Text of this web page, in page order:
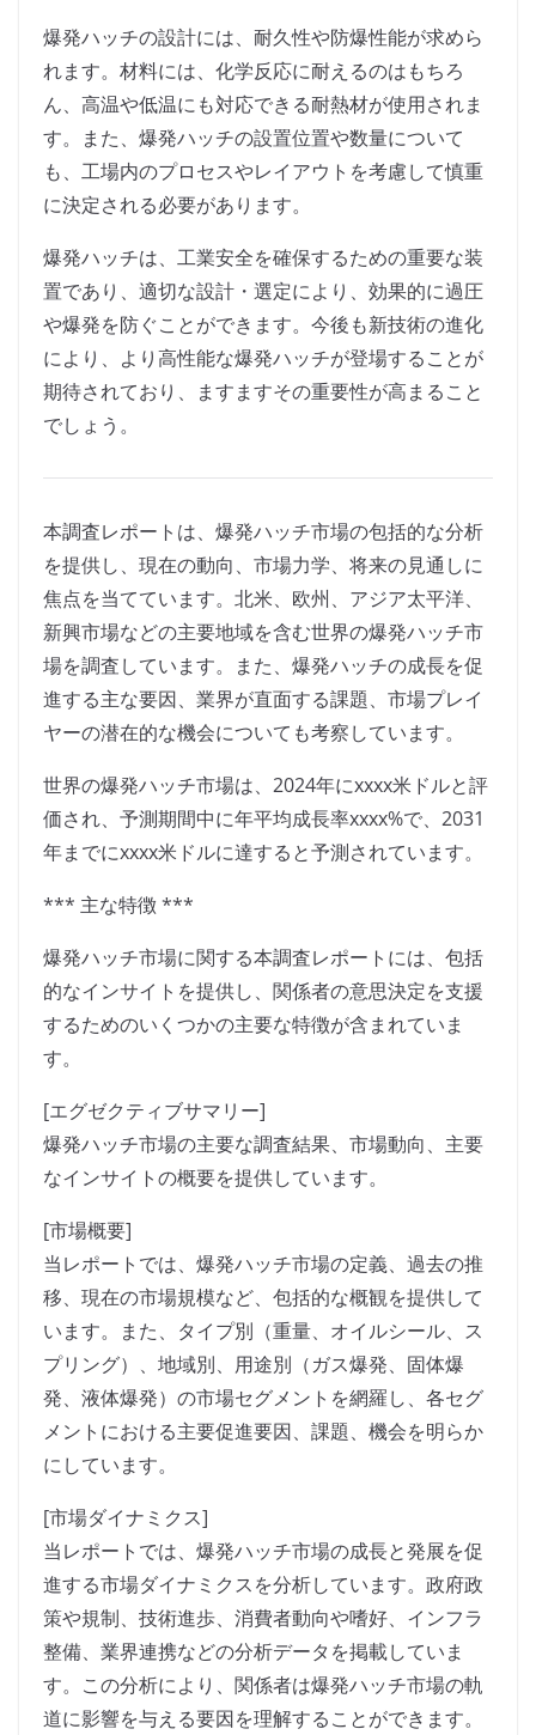
爆発ハッチの設計には、耐久性や防爆性能が求めら
れます。材料には、化学反応に耐えるのはもちろ
ん、高温や低温にも対応できる耐熱材が使用されま
す。また、爆発ハッチの設置位置や数量について
も、工場内のプロセスやレイアウトを考慮して慎重
に決定される必要があります。
爆発ハッチは、工業安全を確保するための重要な装
置であり、適切な設計・選定により、効果的に過圧
や爆発を防ぐことができます。今後も新技術の進化
により、より高性能な爆発ハッチが登場することが
期待されており、ますますその重要性が高まること
でしょう。
本調査レポートは、爆発ハッチ市場の包括的な分析
を提供し、現在の動向、市場力学、将来の見通しに
焦点を当てています。北米、欧州、アジア太平洋、
新興市場などの主要地域を含む世界の爆発ハッチ市
場を調査しています。また、爆発ハッチの成長を促
進する主な要因、業界が直面する課題、市場プレイ
ヤーの潜在的な機会についても考察しています。
世界の爆発ハッチ市場は、2024年にxxxx米ドルと評
価され、予測期間中に年平均成長率xxxx%で、2031
年までにxxxx米ドルに達すると予測されています。
*** 主な特徴 ***
爆発ハッチ市場に関する本調査レポートには、包括
的なインサイトを提供し、関係者の意思決定を支援
するためのいくつかの主要な特徴が含まれていま
す。
[エグゼクティブサマリー]
爆発ハッチ市場の主要な調査結果、市場動向、主要
なインサイトの概要を提供しています。
[市場概要]
当レポートでは、爆発ハッチ市場の定義、過去の推
移、現在の市場規模など、包括的な概観を提供して
います。また、タイプ別（重量、オイルシール、ス
プリング）、地域別、用途別（ガス爆発、固体爆
発、液体爆発）の市場セグメントを網羅し、各セグ
メントにおける主要促進要因、課題、機会を明らか
にしています。
[市場ダイナミクス]
当レポートでは、爆発ハッチ市場の成長と発展を促
進する市場ダイナミクスを分析しています。政府政
策や規制、技術進歩、消費者動向や嗜好、インフラ
整備、業界連携などの分析データを掲載していま
す。この分析により、関係者は爆発ハッチ市場の軌
道に影響を与える要因を理解することができます。